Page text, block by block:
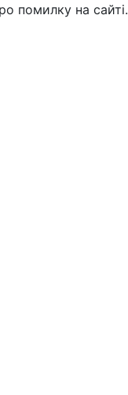
помилку на сайті.